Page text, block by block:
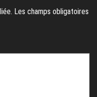
Les champs obligatoires